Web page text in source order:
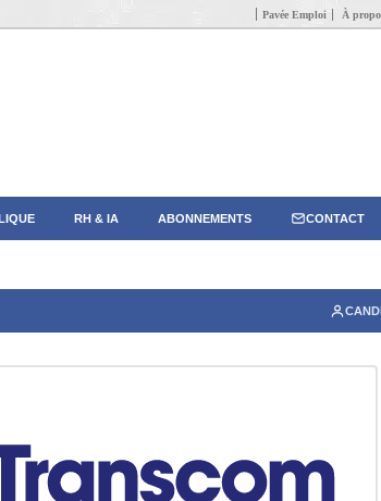
Pavée Emploi À
RH & IA ABONNEMENTS CONTACT